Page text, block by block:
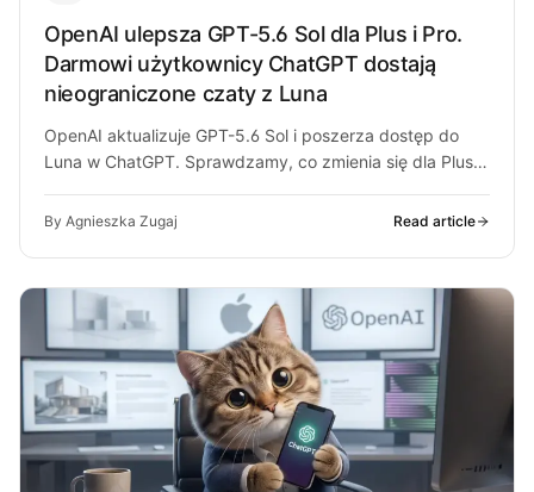
OpenAI ulepsza GPT-5.6 Sol dla Plus i Pro.
Darmowi użytkownicy ChatGPT dostają
nieograniczone czaty z Luna
OpenAI aktualizuje GPT-5.6 Sol i poszerza dostęp do
Luna w ChatGPT. Sprawdzamy, co zmienia się dla Plus,
By Agnieszka Zugaj Read article